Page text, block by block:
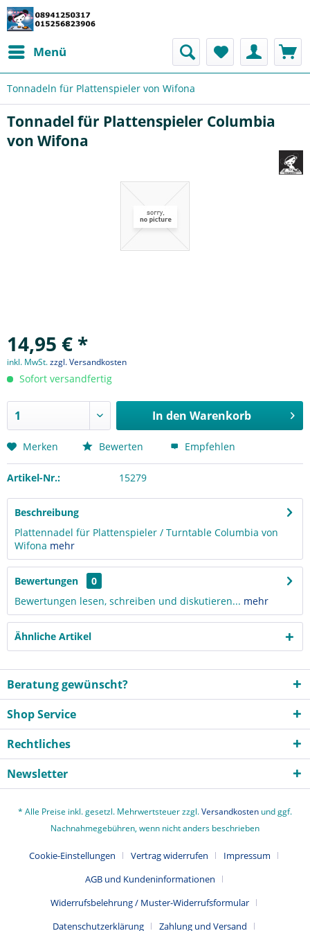
Menü
Tonnadeln für Plattenspieler von Wifona
Tonnadel für Plattenspieler Columbia
von Wifona
14,95 € *
inkl. MwSt.zzgl. Versandkosten
Sofort versandfertig
In den Warenkorb
Merken Bewerten Empfehlen
Artikel-Nr.: 15279
Beschreibung
Plattennadel für Plattenspieler / Turntable Columbia von
Wifona mehr
Bewertungen
0
Bewertungen lesen, schreiben und diskutieren... mehr
Ähnliche Artikel
Beratung gewünscht?
Shop Service
Rechtliches
Newsletter
* Alle Preise inkl. gesetzl. Mehrwertsteuer zzgl.Versandkosten und ggf.
Nachnahmegebühren, wenn nicht anders beschrieben
Cookie-Einstellungen Vertrag widerrufen
Impressum
AGB und Kundeninformationen
Widerrufsbelehrung / Muster-Widerrufsformular
Datenschutzerklärung
Zahlung und Versand